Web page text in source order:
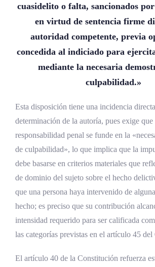
cuasidelito o falta, sancionados
en virtud de sentencia firme
autoridad competente, previa
concedida al indiciado para
mediante la necesaria
culpabilidad.»
Esta disposición tiene una incidencia
determinación de la autoría, pues exige que
responsabilidad penal se funde en la
de culpabilidad», lo que implica que la
debe basarse en criterios materiales que
de dominio del sujeto sobre el hecho
que una persona haya intervenido de
hecho; es preciso que su contribución
intensidad requerido para ser calificada
las categorías previstas en el artículo 45
El artículo 40 de la Constitución refuerza